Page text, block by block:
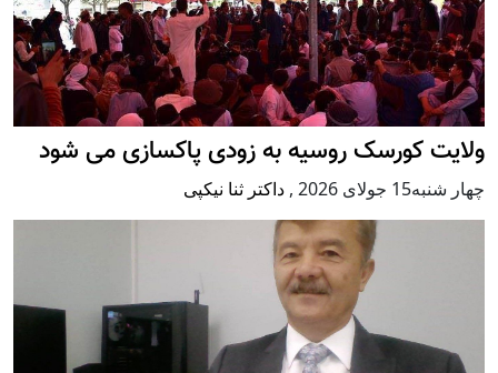
ولایت کورسک روسیه به زودی پاکسازی می شود
چهار شنبه15 جولای 2026 , داکتر ثنا نیکپی